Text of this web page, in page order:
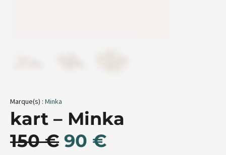
Marque(s) : Minka
kart – Minka
150€ 90 €